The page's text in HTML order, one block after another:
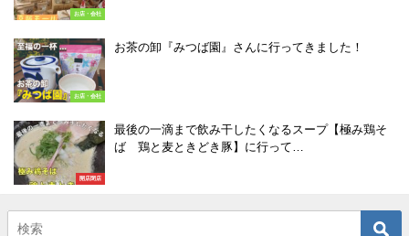
お店・会社
お店・会社
お茶の卸『みつば園』さんに行ってきました！
開店閉店
最後の一滴まで飲み干したくなるスープ【極み鶏そ
ば 鶏と麦ときどき豚】に行って…